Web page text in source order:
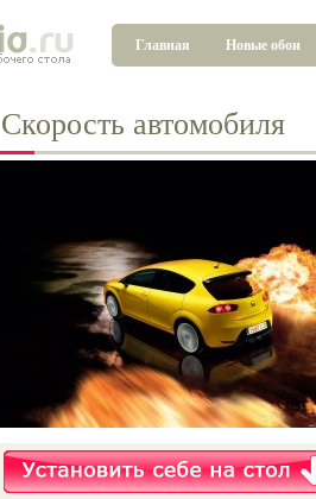
Главная Новые обои
Скорость автомобиля